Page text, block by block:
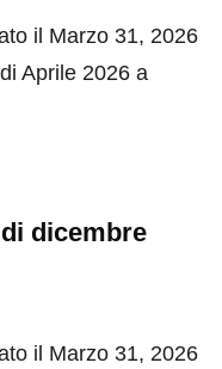
il Marzo 31, 2026
Aprile 2026 a
dicembre
il Marzo 31, 2026